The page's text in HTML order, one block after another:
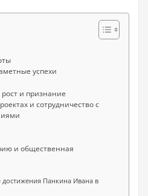
успехи
и признание
и сотрудничество с
и общественная
Панкина Ивана в